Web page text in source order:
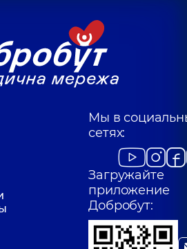
Мы в
сетях:
Загружайте
приложение
Добробут: